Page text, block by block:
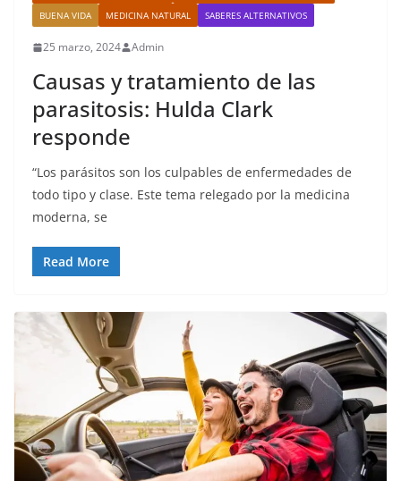
BUENA VIDA
MEDICINA NATURAL SABERES ALTERNATIVOS
25 marzo, 2024 Admin
Causas y tratamiento de las
parasitosis: Hulda Clark
responde
“Los parásitos son los culpables de enfermedades de
todo tipo y clase. Este tema relegado por la medicina
moderna, se
Read More